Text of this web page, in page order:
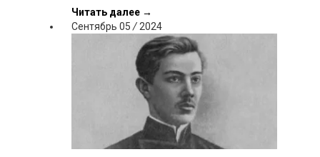
Читать далее →
Сентябрь 05 / 2024